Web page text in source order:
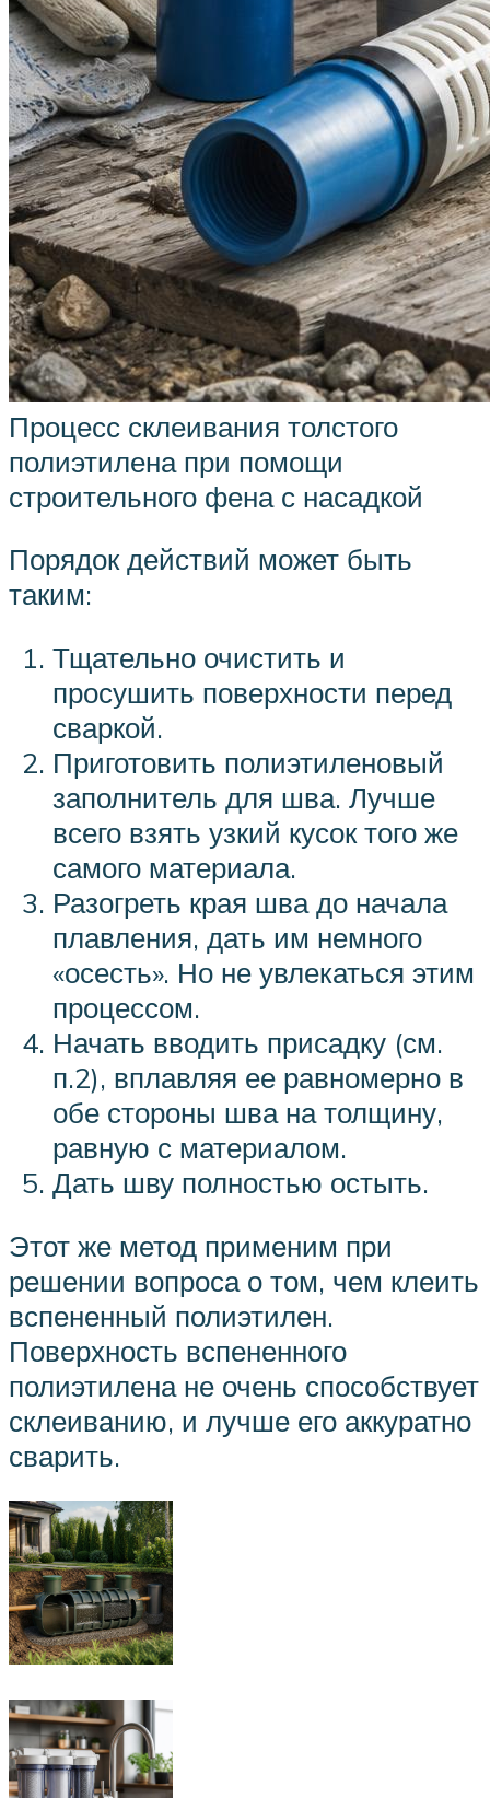
Процесс склеивания толстого
полиэтилена при помощи
строительного фена с насадкой
Порядок действий может быть
таким:
Тщательно очистить и
просушить поверхности перед
сваркой.
Приготовить полиэтиленовый
заполнитель для шва. Лучше
всего взять узкий кусок того же
самого материала.
Разогреть края шва до начала
плавления, дать им немного
«осесть». Но не увлекаться этим
процессом.
Начать вводить присадку (см.
п.2), вплавляя ее равномерно в
обе стороны шва на толщину,
равную с материалом.
Дать шву полностью остыть.
Этот же метод применим при
решении вопроса о том, чем клеить
вспененный полиэтилен.
Поверхность вспененного
полиэтилена не очень способствует
склеиванию, и лучше его аккуратно
сварить.